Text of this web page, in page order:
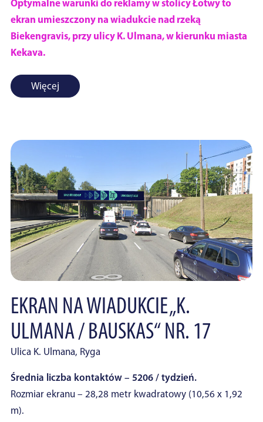
Optymalne warunki do reklamy w stolicy Łotwy to
ekran umieszczony na wiadukcie nad rzeką
Biekengravis, przy ulicy K. Ulmana, w kierunku miasta
Kekava.
Więcej
EKRAN NA WIADUKCIE „K.
ULMANA / BAUSKAS“ NR. 17
Ulica K. Ulmana, Ryga
Średnia liczba kontaktów – 5206 / tydzień.
Rozmiar ekranu – 28,28 metr kwadratowy (10,56 x 1,92
m).